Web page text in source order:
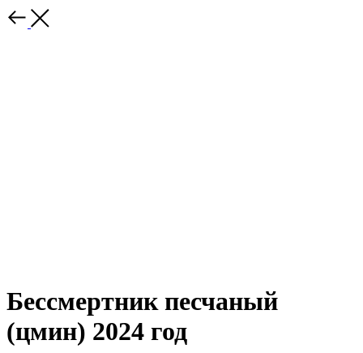
Бессмертник песчаный
(цмин) 2024 год